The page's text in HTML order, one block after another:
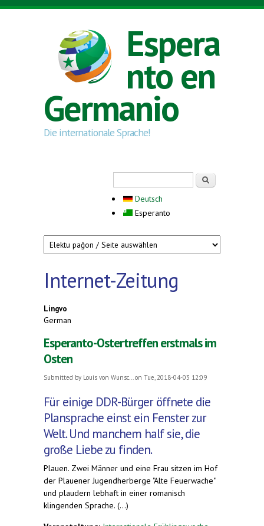
Skip to main content
Espera
nto en
Germanio
Die internationale Sprache!
Deutsch
Esperanto
Internet-Zeitung
Lingvo
German
Esperanto-Ostertreffen erstmals im
Osten
Submitted by Louis von Wunsc... on Tue, 2018-04-03 12:09
Für einige DDR-Bürger öffnete die
Plansprache einst ein Fenster zur
Welt. Und manchem half sie, die
große Liebe zu finden.
Plauen. Zwei Männer und eine Frau sitzen im Hof
der Plauener Jugendherberge "Alte Feuerwache"
und plaudern lebhaft in einer romanisch
klingenden Sprache. (...)